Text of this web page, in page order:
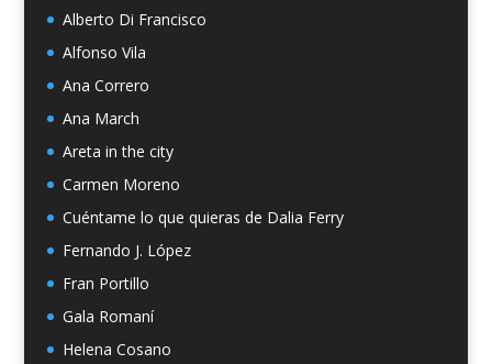
Alberto Di Francisco
Alfonso Vila
Ana Correro
Ana March
Areta in the city
Carmen Moreno
Cuéntame lo que quieras de Dalia Ferry
Fernando J. López
Fran Portillo
Gala Romaní
Helena Cosano